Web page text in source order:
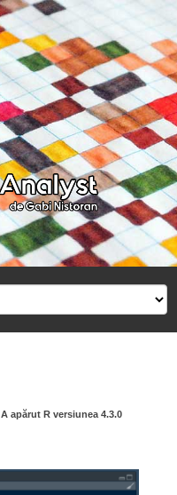
A apărut R versiunea 4.3.0